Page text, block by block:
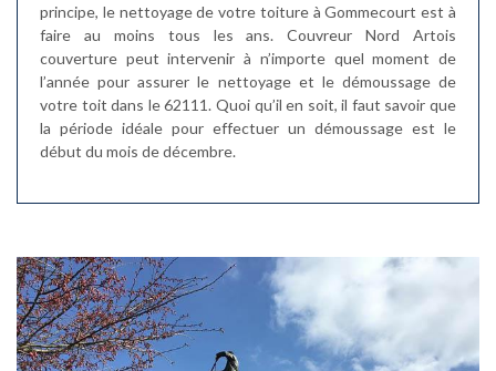
principe, le nettoyage de votre toiture à Gommecourt est à
faire au moins tous les ans. Couvreur Nord Artois
couverture peut intervenir à n’importe quel moment de
l’année pour assurer le nettoyage et le démoussage de
votre toit dans le 62111. Quoi qu’il en soit, il faut savoir que
la période idéale pour effectuer un démoussage est le
début du mois de décembre.